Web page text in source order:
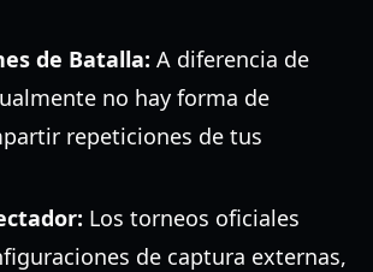
de Batalla: A diferencia de
no hay forma de
repeticiones de tus
Los torneos oficiales
de captura externas,